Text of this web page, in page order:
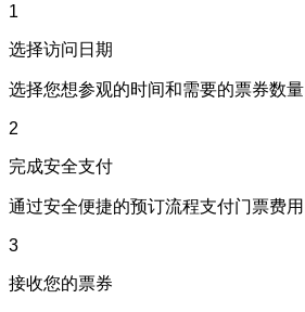
1
选择访问日期
选择您想参观的时间和需要的票券数量
2
完成安全支付
通过安全便捷的预订流程支付门票费用
3
接收您的票券